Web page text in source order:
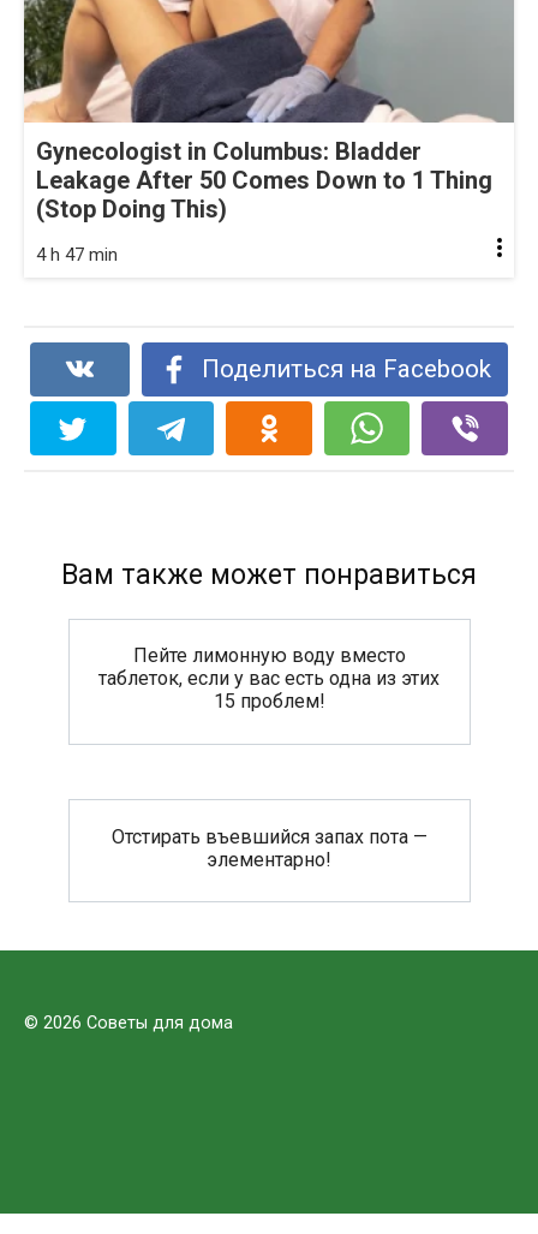
Gynecologist in Columbus: Bladder
Leakage After 50 Comes Down to 1 Thing
(Stop Doing This)
4 h 47 min
Поделиться на Facebook
Вам также может понравиться
Пейте лимонную воду вместо
таблеток, если у вас есть одна из этих
15 проблем!
Отстирать въевшийся запах пота —
элементарно!
© 2026 Советы для дома